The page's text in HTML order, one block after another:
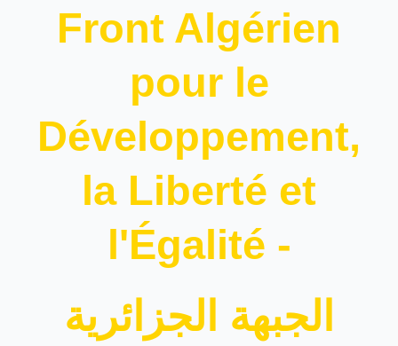
Front Algérien
pour le
Développement,
la Liberté et
l'Égalité -
الجبهة الجزائرية